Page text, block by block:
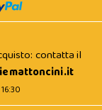
contatta il